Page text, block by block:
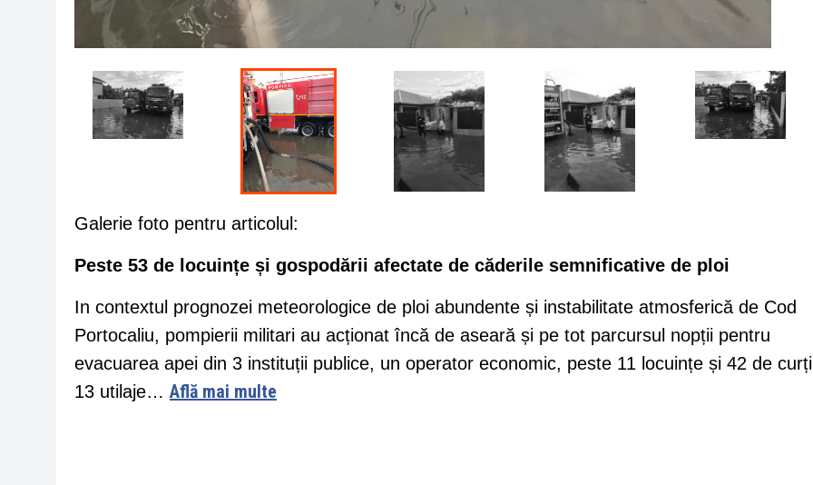
Galerie foto pentru articolul:
Peste 53 de locuințe și gospodării afectate de căderile semnificative de ploi
In contextul prognozei meteorologice de ploi abundente și instabilitate atmosferică de Cod
Portocaliu, pompierii militari au acționat încă de aseară și pe tot parcursul nopții pentru
evacuarea apei din 3 instituții publice, un operator economic, peste 11 locuințe și 42 de
13 utilaje… Află mai multe